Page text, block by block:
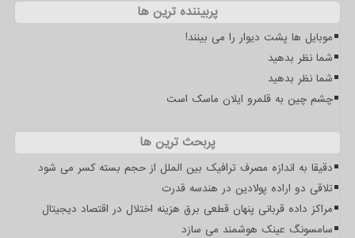
پربیننده ترین ها
موبایل ها پشت دیوار را می بینند!
شما نظر بدهید
شما نظر بدهید
چشم چین به قلمرو ایلان ماسک است
پربحث ترین ها
دقیقا به اندازه مصرف ترافیک بین الملل از حجم بسته کسر می شود
تلاقی دو اراده پولادین در هندسه قدرت
مراکز داده قربانی پنهان قطعی برق هزینه اختلال در اقتصاد دیجیتال
سامسونگ عینک هوشمند می سازد